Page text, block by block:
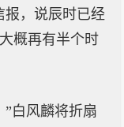
报，说辰时已经
概再有半个时
”白风麟将折扇